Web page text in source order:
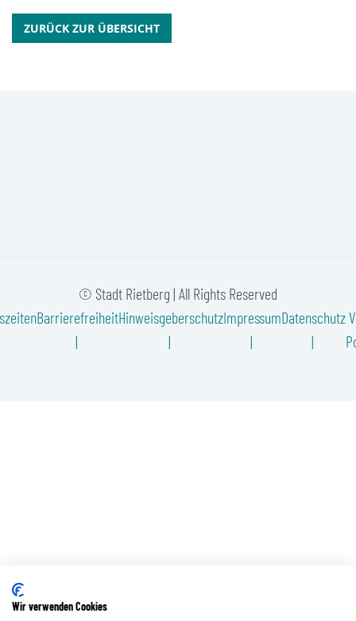
ZURÜCK ZUR ÜBERSICHT
© Stadt Rietberg | All Rights Reserved
BarrierefreiheitHinweisgeberschutzImpressumDatenschutz
Wir verwenden Cookies